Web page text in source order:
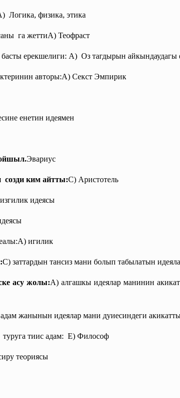
Логика, физика, этика
га жеттиА) Теофраст
ерекшелиги: А) Оз тагдырын айкындаудагы
авторы:А) Секст Эмпирик
енетин идеямен
Эвариус
созди ким айтты:C) Аристотель
идеясы
игилик
C) заттардын тансиз мани болып табылатын
асу жолы:A) алгашкы идеялар манинин
жанынын идеялар мани дуиесиндеги
тиис адам: Е) Философ
теориясы